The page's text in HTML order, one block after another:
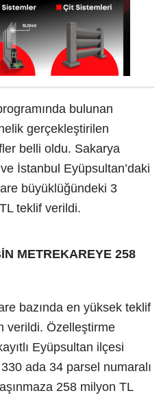
bulunan
gerçekleştirilen
belli oldu. Sakarya
İstanbul Eyüpsultan’daki
büyüklüğündeki 3
teklif verildi.
METREKAREYE 258
bazında en yüksek teklif
verildi. Özelleştirme
Eyüpsultan ilçesi
ada 34 parsel numaralı
258 milyon TL